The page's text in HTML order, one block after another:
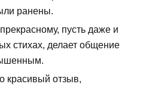
ранены.
пусть даже и
стихах, делает общение
красивый отзыв,